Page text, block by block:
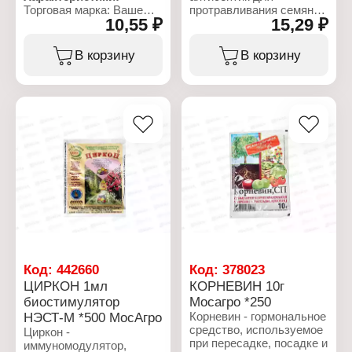
Форма выпуска: гранулы
Торговая марка: Ваше
Тип товара: Удобрение
Вариация: Борная
кислота
Форма выпуска: порошок
Упаковка: пакет
Объем: 10 г
10,55 ₽
В корзину
протравливания семян,
обработки почвы и
растений. Применяется в
качестве
антисептического,
раствором марганцовки
моют и протирают
поверхности в
помещениях,
предназначенных для
дальнейшего
стерильного
использования.
хозяйство
Тип товара:
Антисептическое
средство
Наименование:
"Марганцовка"
Форма выпуска: порошок
15,29 ₽
В корзину
Код: 442660
ЦИРКОН 1мл
биостимулятор
НЭСТ-М *500 МосАгро
Циркон -
иммуномодулятор,
Код:378023
КОРНЕВИН 10г
Мосагро *250
Корневин - гормональное
средство, используемое
при пересадке, посадке и